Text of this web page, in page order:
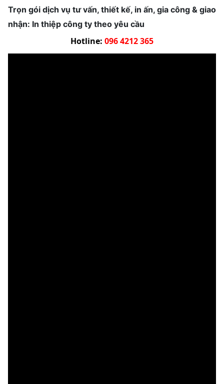
Trọn gói dịch vụ tư vấn, thiết kế, in ấn, gia công & giao
nhận: In thiệp công ty theo yêu cầu
Hotline: 096 4212 365